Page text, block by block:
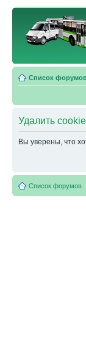
Список
Удалить
Вы уверены, что
Список форумов